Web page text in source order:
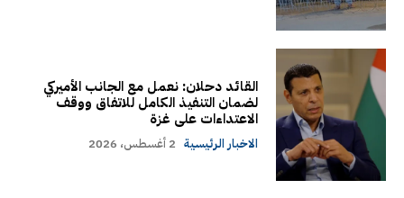
القائد دحلان: نعمل مع الجانب الأميركي
لضمان التنفيذ الكامل للاتفاق ووقف
الاعتداءات على غزة
الاخبار الرئيسية 2 أغسطس، 2026